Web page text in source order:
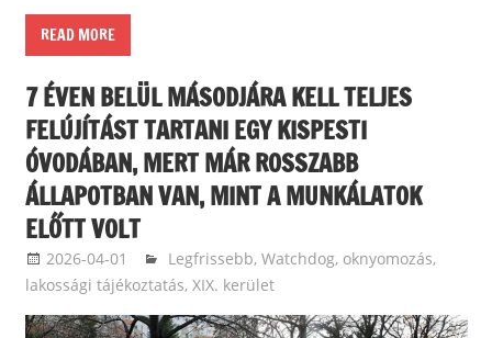
READ MORE
7 ÉVEN BELÜL MÁSODJÁRA KELL TELJES
FELÚJÍTÁST TARTANI EGY KISPESTI
ÓVODÁBAN, MERT MÁR ROSSZABB
ÁLLAPOTBAN VAN, MINT A MUNKÁLATOK
ELŐTT VOLT
2026-04-01 langdavid
Legfrissebb, Watchdog, oknyomozás,
lakossági tájékoztatás, XIX. kerület